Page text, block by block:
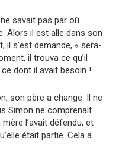
savait pas par où
Alors il est alle dans son
il s’est demande, « sera-
il trouva ce qu’il
dont il avait besoin !
son père a change. Il ne
Simon ne comprenait
l’avait défendu, et
était partie. Cela a